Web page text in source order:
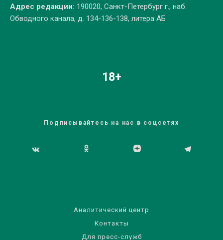
Адрес редакции: 190020, Санкт-Петербург г., наб.
Обводного канала, д. 134-136-138, литера АБ
18+
Подписывайтесь на нас в соцсетях
Аналитический центр
Контакты
Для пресс-служб